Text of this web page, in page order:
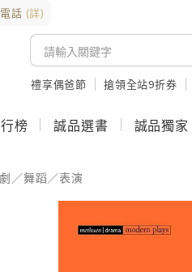
話 (詳)
禮享偶爸節 搶領全站9折券
榜 誠品選書 誠品獨家
／舞蹈／表演